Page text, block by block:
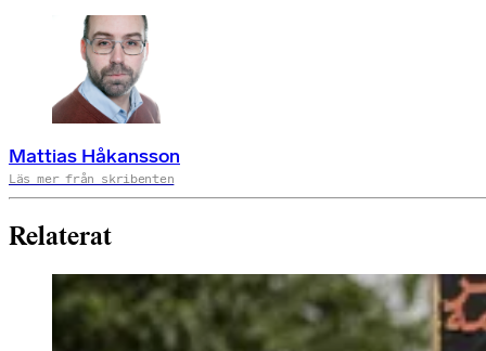
Mattias Håkansson
Läs mer från skribenten
Relaterat